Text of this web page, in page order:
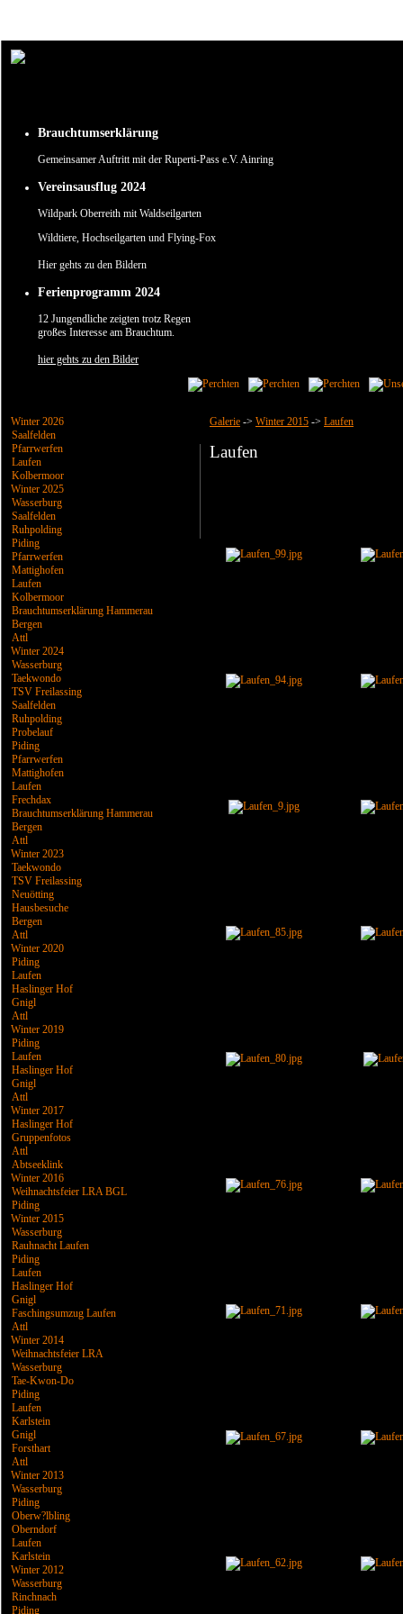
Brauchtumserklärung
Gemeinsamer Auftritt mit der Ruperti-Pass e.V. Ainring
Vereinsausflug 2024
Wildpark Oberreith mit Waldseilgarten
Wildtiere, Hochseilgarten und Flying-Fox
Hier gehts zu den Bildern
Ferienprogramm 2024
12 Jungendliche zeigten trotz Regen
großes Interesse am Brauchtum.
hier gehts zu den Bilder
Winter 2026
Saalfelden
Pfarrwerfen
Laufen
Kolbermoor
Winter 2025
Wasserburg
Saalfelden
Ruhpolding
Piding
Pfarrwerfen
Mattighofen
Laufen
Kolbermoor
Brauchtumserklärung Hammerau
Bergen
Attl
Winter 2024
Wasserburg
Taekwondo
TSV Freilassing
Saalfelden
Ruhpolding
Probelauf
Piding
Pfarrwerfen
Mattighofen
Laufen
Frechdax
Brauchtumserklärung Hammerau
Bergen
Attl
Winter 2023
Taekwondo
TSV Freilassing
Neuötting
Hausbesuche
Bergen
Attl
Winter 2020
Piding
Laufen
Haslinger Hof
Gnigl
Attl
Winter 2019
Piding
Laufen
Haslinger Hof
Gnigl
Attl
Winter 2017
Haslinger Hof
Gruppenfotos
Attl
Abtseeklink
Winter 2016
Weihnachtsfeier LRA BGL
Piding
Winter 2015
Wasserburg
Rauhnacht Laufen
Piding
Laufen
Haslinger Hof
Gnigl
Faschingsumzug Laufen
Attl
Winter 2014
Weihnachtsfeier LRA
Wasserburg
Tae-Kwon-Do
Piding
Laufen
Karlstein
Gnigl
Forsthart
Attl
Winter 2013
Wasserburg
Piding
Oberw?lbling
Oberndorf
Laufen
Karlstein
Winter 2012
Wasserburg
Rinchnach
Piding
Galerie -> Winter 2015 -> Laufen
Laufen